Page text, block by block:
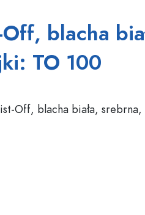
Butelki według marki
Butelki WECK
Butelki z klipsem
blacha
TO 100